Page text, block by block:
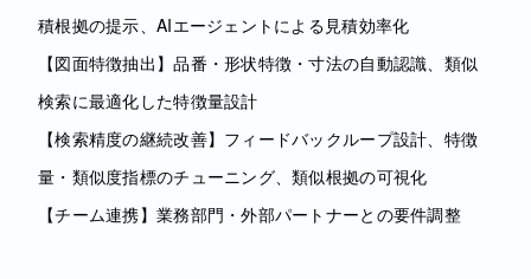
積根拠の提示、AIエージェントによる見積効率化
【図面特徴抽出】品番・形状特徴・寸法の自動認識、類似
検索に最適化した特徴量設計
【検索精度の継続改善】フィードバックループ設計、特徴
量・類似度指標のチューニング、類似根拠の可視化
【チーム連携】業務部門・外部パートナーとの要件調整